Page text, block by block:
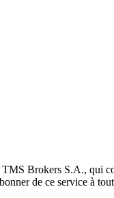
Brokers S.A., qui
de ce service à